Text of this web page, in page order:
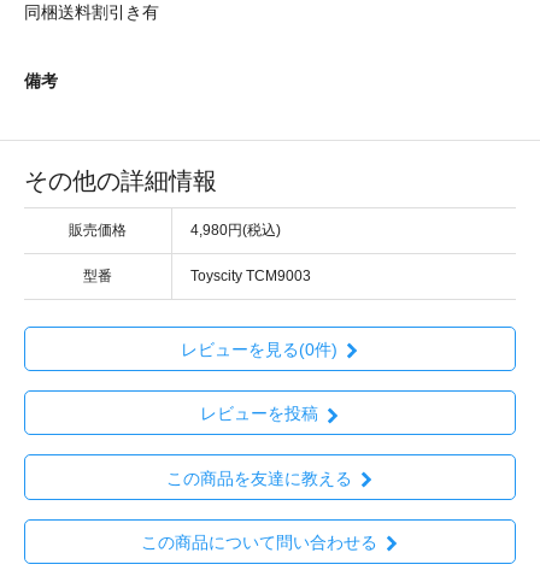
同梱送料割引き有
備考
その他の詳細情報
販売価格 4,980円(税込)
型番 Toyscity TCM9003
レビューを見る(0件)
レビューを投稿
この商品を友達に教える
この商品について問い合わせる